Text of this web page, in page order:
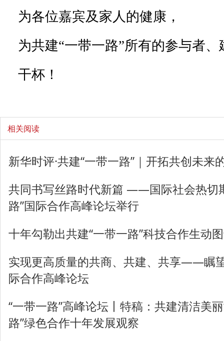
为各位嘉宾及家人的健康，
为共建“一带一路”所有的参与者、
干杯！
相关阅读
新华时评·共建“一带一路”｜开拓共创未来
共同书写丝路时代新篇 ——国际社会热切
路”国际合作高峰论坛举行
十年勾勒出共建“一带一路”科技合作生动
实现更高质量的共商、共建、共享——瞩
际合作高峰论坛
“一带一路”高峰论坛丨特稿：共建清洁美
路”绿色合作十年发展观察